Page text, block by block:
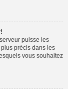
puisse les
précis dans les
vous souhaitez